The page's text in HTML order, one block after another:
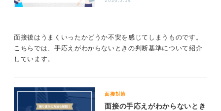
今回の面接の結果にかかわらず、どの部分が不足してい
たのかを自己分析し、次に向けて準備を重ねていくこと
0
面接後はうまくいったかどうか不安を感じてしまうものです。
こちらでは、手応えがわからないときの判断基準について紹介
しています。
面接対策
面接の手応えがわからないとき